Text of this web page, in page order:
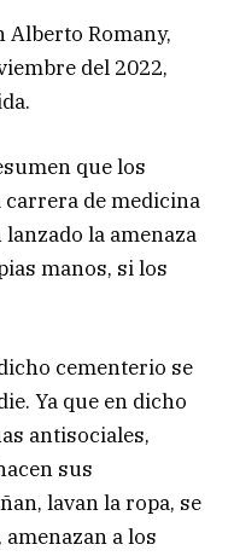
Alberto Romany,
del 2022,
que los
de medicina
la amenaza
manos, si los
cementerio se
Ya que en dicho
antisociales,
sus
lavan la ropa, se
a los